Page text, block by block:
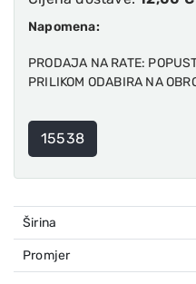
Napomena:
PRODAJA NA RATE:
PRILIKOM ODABIRA NA
15538
Širina
Promjer